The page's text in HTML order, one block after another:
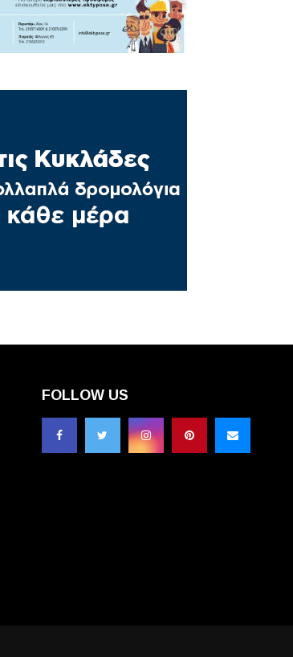
FOLLOW US